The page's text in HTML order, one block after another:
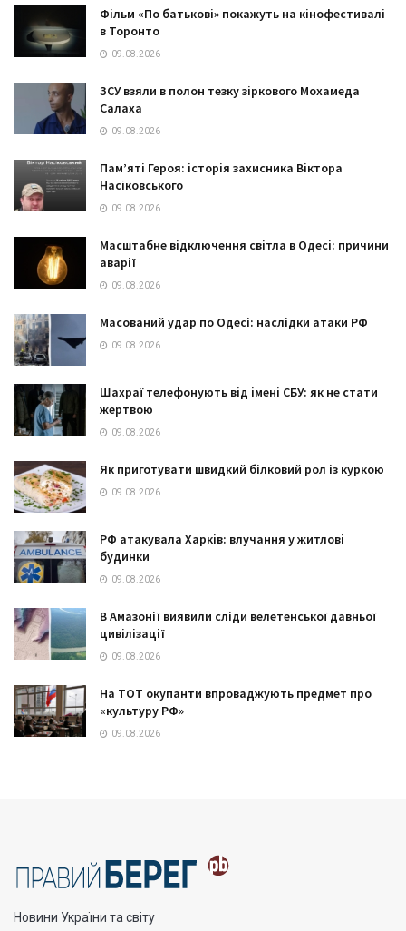
Фільм «По батькові» покажуть на кінофестивалі
в Торонто
09.08.2026
ЗСУ взяли в полон тезку зіркового Мохамеда
Салаха
09.08.2026
Пам’яті Героя: історія захисника Віктора
Насіковського
09.08.2026
Масштабне відключення світла в Одесі: причини
аварії
09.08.2026
Масований удар по Одесі: наслідки атаки РФ
09.08.2026
Шахраї телефонують від імені СБУ: як не стати
жертвою
09.08.2026
Як приготувати швидкий білковий рол із куркою
09.08.2026
РФ атакувала Харків: влучання у житлові
будинки
09.08.2026
В Амазонії виявили сліди велетенської давньої
цивілізації
09.08.2026
На ТОТ окупанти впроваджують предмет про
«культуру РФ»
09.08.2026
Новини України та світу